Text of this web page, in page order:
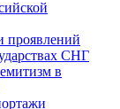
проявлений
СНГ
в